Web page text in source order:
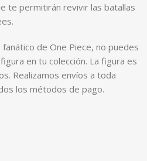
te permitirán revivir las batallas
de One Piece, no puedes
en tu colección. La figura es
Realizamos envíos a toda
los métodos de pago.